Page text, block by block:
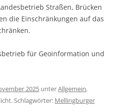
Straßen, Brücken
die Einschränkungen auf das
für Geoinformation und
2025 unterAllgemein,
Schlagwörter: Mellingburger